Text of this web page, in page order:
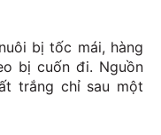
bị tốc mái, hàng
bị cuốn đi. Nguồn
trắng chỉ sau một